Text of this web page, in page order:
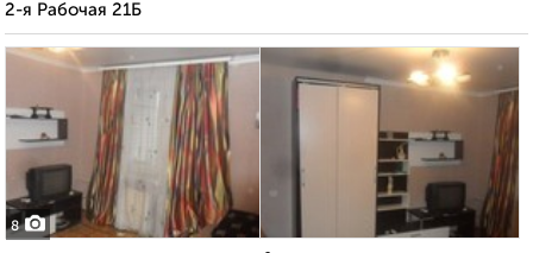
2-я Рабочая 21Б
8